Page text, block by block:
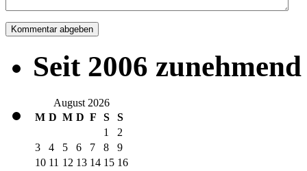
Seit 2006
August 2026
M D M D F S
S
1
2
3
4 5 6 7 8
9
10 11 12 13 14 15 16